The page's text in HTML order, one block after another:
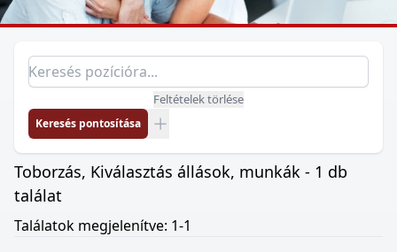
Pozíció keresés
Feltételek törlése
Keresés pontosítása
Toborzás, Kiválasztás állások, munkák - 1 db
találat
Találatok megjelenítve: 1-1